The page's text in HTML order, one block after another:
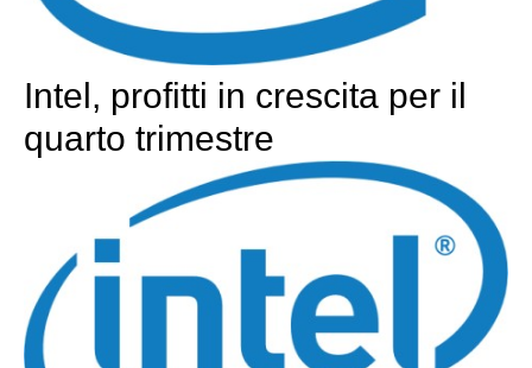
Intel, profitti in crescita per il
quarto trimestre